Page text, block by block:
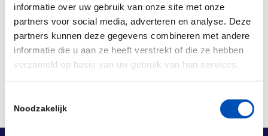
informatie over uw gebruik van onze site met onze
partners voor social media, adverteren en analyse. Deze
partners kunnen deze gegevens combineren met andere
informatie die u aan ze heeft verstrekt of die ze hebben
verzameld op basis van uw gebruik van hun services.
Noodzakelijk
Deel dit stuk